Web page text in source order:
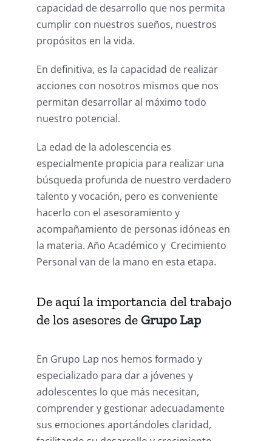
capacidad de desarrollo que nos permita
cumplir con nuestros sueños, nuestros
propósitos en la vida.
En definitiva, es la capacidad de realizar
acciones con nosotros mismos que nos
permitan desarrollar al máximo todo
nuestro potencial.
La edad de la adolescencia es
especialmente propicia para realizar una
búsqueda profunda de nuestro verdadero
talento y vocación, pero es conveniente
hacerlo con el asesoramiento y
acompañamiento de personas idóneas en
la materia. Año Académico y Crecimiento
Personal van de la mano en esta etapa.
De aquí la importancia del trabajo
de los asesores de Grupo Lap
En Grupo Lap nos hemos formado y
especializado para dar a jóvenes y
adolescentes lo que más necesitan,
comprender y gestionar adecuadamente
sus emociones aportándoles claridad,